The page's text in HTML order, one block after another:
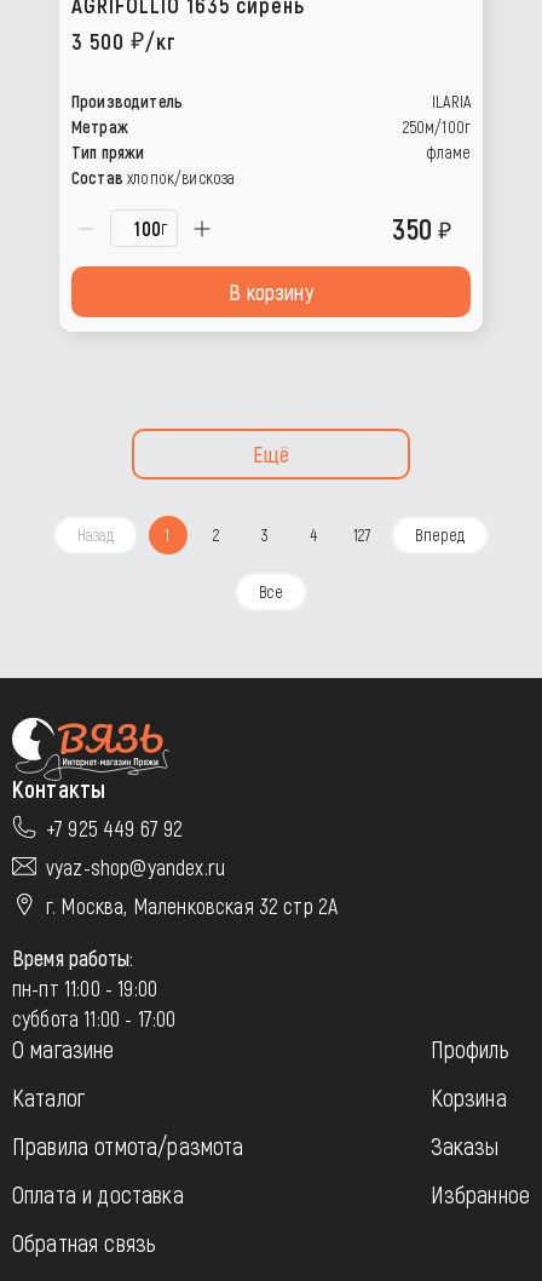
3 500
/кг
Производитель
ILARIA
Метраж
250м/100г
Тип пряжи
фламе
Состав хлопок/вискоза
г 350
В корзину
Ещё
Назад 1 2 3 4 127 Вперед
Все
Контакты
+7 925 449 67 92
vyaz-shop@yandex.ru
г. Москва, Маленковская 32 стр 2А
Время работы:
пн-пт 11:00 - 19:00
суббота 11:00 - 17:00
О магазине
Каталог
Правила отмота/размота
Оплата и доставка
Обратная связь
Профиль
Корзина
Заказы
Избранное